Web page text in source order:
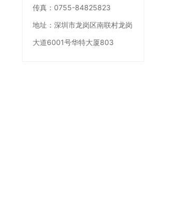
传真： 0755-84825823
地址： 深圳市龙岗区南联村龙岗
大道6001号华特大厦803